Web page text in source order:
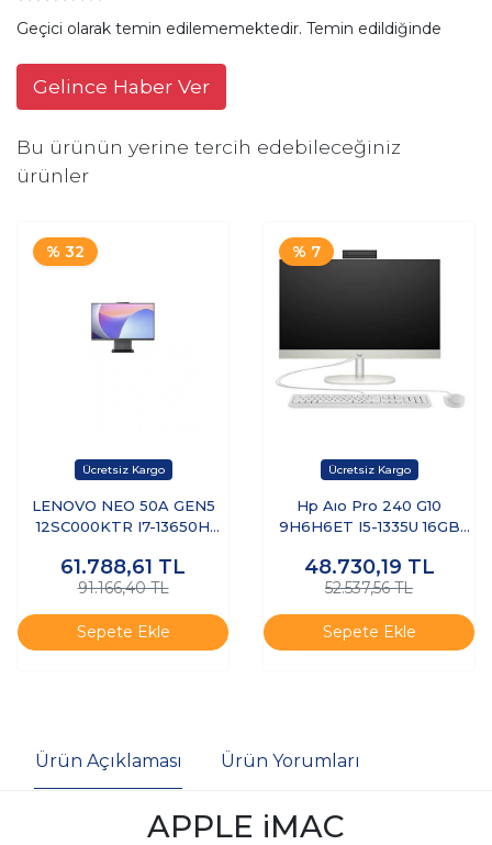
Geçici olarak temin edilememektedir. Temin edildiğinde
Gelince Haber Ver
Bu ürünün yerine tercih edebileceğiniz
ürünler
% 32
LENOVO NEO 50A GEN5
12SC000KTR I7-13650H
AIO
61.788,61 TL
91.166,40 TL
Sepete Ekle
% 7
Hp Aıo Pro 240 G10
9H6H6ET I5-1335U 16GB
48.730,19 TL
52.537,56 TL
Sepete Ekle
Ürün Açıklaması Ürün Yorumları
APPLE iMAC